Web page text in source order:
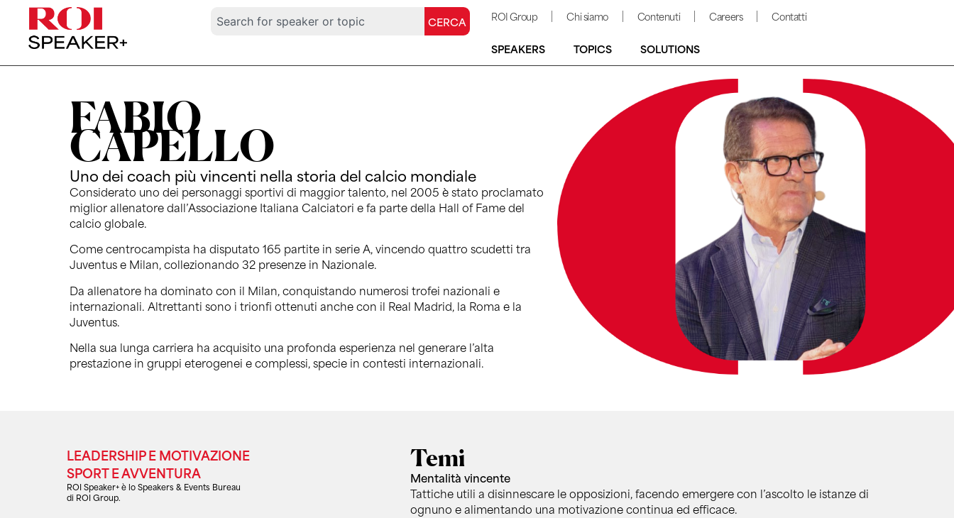
CERCA ROI Group Chi siamo Contenuti Careers Contatti
SPEAKERS TOPICS SOLUTIONS
FABIO
CAPELLO
Uno dei coach più vincenti nella storia del calcio mondiale
Considerato uno dei personaggi sportivi di maggior talento, nel 2005 è stato proclamato
miglior allenatore dall’Associazione Italiana Calciatori e fa parte della Hall of Fame del
calcio globale.
Come centrocampista ha disputato 165 partite in serie A, vincendo quattro scudetti tra
Juventus e Milan, collezionando 32 presenze in Nazionale.
Da allenatore ha dominato con il Milan, conquistando numerosi trofei nazionali e
internazionali. Altrettanti sono i trionfi ottenuti anche con il Real Madrid, la Roma e la
Juventus.
Nella sua lunga carriera ha acquisito una profonda esperienza nel generare l’alta
prestazione in gruppi eterogenei e complessi, specie in contesti internazionali.
LEADERSHIP E MOTIVAZIONE
SPORT E AVVENTURA
ROI Speaker+ è lo Speakers & Events Bureau
di ROI Group.
Temi
Mentalità vincente
Tattiche utili a disinnescare le opposizioni, facendo emergere con l’ascolto le istanze di
ognuno e alimentando una motivazione continua ed efficace.